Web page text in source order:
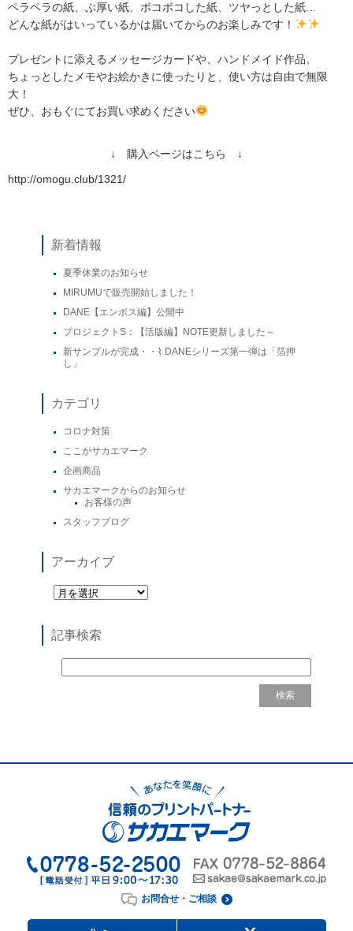
ペラペラの紙、ぶ厚い紙、ボコボコした紙、ツヤっとした紙…
どんな紙がはいっているかは届いてからのお楽しみです！
プレゼントに添えるメッセージカードや、ハンドメイド作品、
ちょっとしたメモやお絵かきに使ったりと、使い方は自由で無限
大！
ぜひ、おもぐにてお買い求めください
↓ 購入ページはこちら ↓
http://omogu.club/1321/
新着情報
夏季休業のお知らせ
MIRUMUで販売開始しました！
DANE【エンボス編】公開中
プロジェクトS：【活版編】NOTE更新しました～
新サンプルが完成・・⌇ DANEシリーズ第一弾は「箔押
し」
カテゴリ
コロナ対策
ここがサカエマーク
企画商品
サカエマークからのお知らせ
お客様の声
スタッフブログ
アーカイブ
記事検索
お問合せ・ご相談